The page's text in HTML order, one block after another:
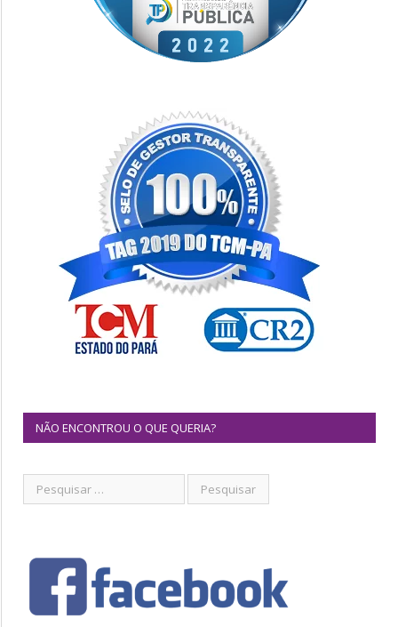
NÃO ENCONTROU O QUE QUERIA?